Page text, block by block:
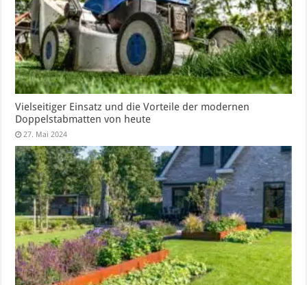
Vielseitiger Einsatz und die Vorteile der modernen
Doppelstabmatten von heute
27. Mai 2024